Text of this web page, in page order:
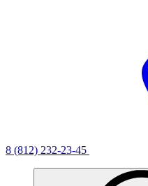
8 (812) 232-23-45